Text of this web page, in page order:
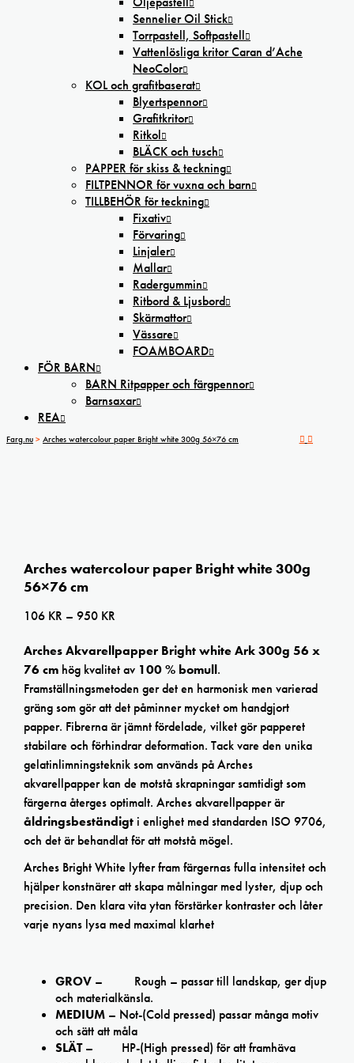
Sennelier Oil Stick
Torrpastell, Softpastell
Vattenlösliga kritor Caran d’Ache
NeoColor
KOL och grafitbaserat
Blyertspennor
Grafitkritor
Ritkol
BLÄCK och tusch
PAPPER för skiss & teckning
FILTPENNOR för vuxna och barn
TILLBEHÖR för teckning
Fixativ
Förvaring
Linjaler
Mallar
Radergummin
Ritbord & Ljusbord
Skärmattor
Vässare
FOAMBOARD
FÖR BARN
BARN Ritpapper och färgpennor
Barnsaxar
REA
Farg.nu > Arches watercolour paper Bright white 300g 56×76 cm
Arches watercolour paper Bright white 300g
56×76 cm
106 KR – 950 KR
till
950 kr
Arches Akvarellpapper Bright white Ark 300g 56 x
76 cm hög kvalitet av 100 % bomull.
Framställningsmetoden ger det en harmonisk men varierad
gräng som gör att det påminner mycket om handgjort
papper. Fibrerna är jämnt fördelade, vilket gör papperet
stabilare och förhindrar deformation. Tack vare den unika
gelatinlimningsteknik som används på Arches
akvarellpapper kan de motstå skrapningar samtidigt som
färgerna återges optimalt. Arches akvarellpapper är
åldringsbeständigti enlighet med standarden ISO 9706,
och det är behandlat för att motstå mögel.
Arches Bright White lyfter fram färgernas fulla intensitet och
hjälper konstnärer att skapa målningar med lyster, djup och
precision. Den klara vita ytan förstärker kontraster och låter
varje nyans lysa med maximal klarhet
GROV – Rough – passar till landskap, ger djup
och materialkänsla.
MEDIUM – Not-(Cold pressed) passar många motiv
och sätt att måla
SLÄT– HP-(High pressed) för att framhäva